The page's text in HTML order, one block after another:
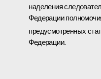
наделения
Федерации
предусмотренных
Федерации.